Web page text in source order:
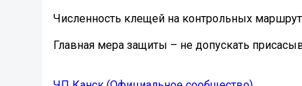
Численность клещей на контрольных
️Главная мера защиты – не допускать